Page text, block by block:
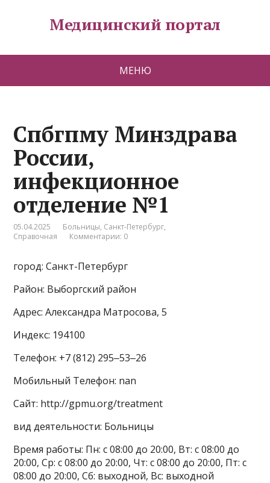
Медицинский портал
МЕНЮ
Спбгпму Минздрава
России,
инфекционное
отделение №1
05.04.2025 Больницы, Санкт-Петербург,
Справочная
Комментарии: 0
город: Санкт-Петербург
Район: Выборгский район
Адрес: Александра Матросова, 5
Индекс: 194100
Телефон: +7 (812) 295‒53‒26
Мобильный Телефон: nan
Сайт: http://gpmu.org/treatment
вид деятельности: Больницы
Время работы: Пн: с 08:00 до 20:00, Вт: с 08:00 до
20:00, Ср: с 08:00 до 20:00, Чт: с 08:00 до 20:00, Пт: с
08:00 до 20:00, Сб: выходной, Вс: выходной